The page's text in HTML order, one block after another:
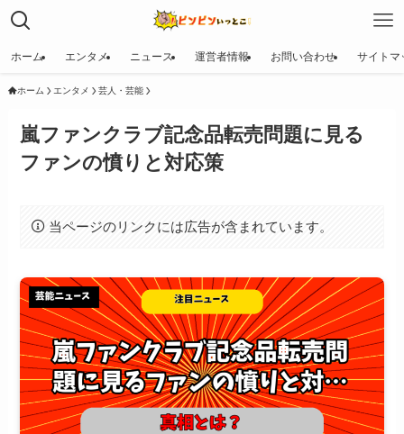
ホーム エンタメ ニュース 運営者情報 お問い合わせ サイトマ
ホーム エンタメ 芸人・芸能
嵐ファンクラブ記念品転売問題に見る
ファンの憤りと対応策
当ページのリンクには広告が含まれています。